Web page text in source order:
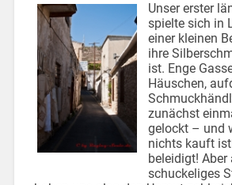
Unser erster
spielte sich in
einer kleinen
ihre
ist. Enge
Häuschen,
zunächst
gelockt – und
nichts kauft
beleidigt!
schuckeliges